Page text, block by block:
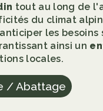
tout au long de
du climat
les besoins
ainsi un
locales.
/ Abattage